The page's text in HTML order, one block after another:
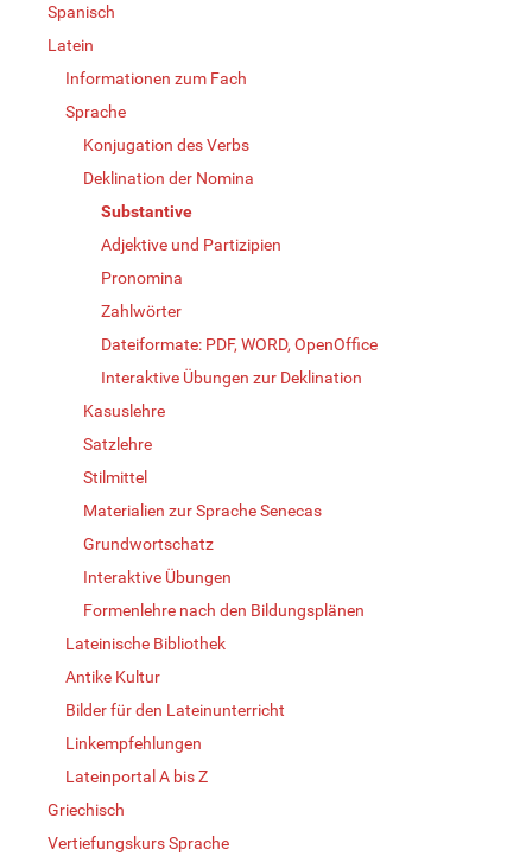
Spanisch
Latein
Informationen zum Fach
Sprache
Konjugation des Verbs
Deklination der Nomina
Substantive
Adjektive und Partizipien
Pronomina
Zahlwörter
Dateiformate: PDF, WORD, OpenOffice
Interaktive Übungen zur Deklination
Kasuslehre
Satzlehre
Stilmittel
Materialien zur Sprache Senecas
Grundwortschatz
Interaktive Übungen
Formenlehre nach den Bildungsplänen
Lateinische Bibliothek
Antike Kultur
Bilder für den Lateinunterricht
Linkempfehlungen
Lateinportal A bis Z
Griechisch
Vertiefungskurs Sprache